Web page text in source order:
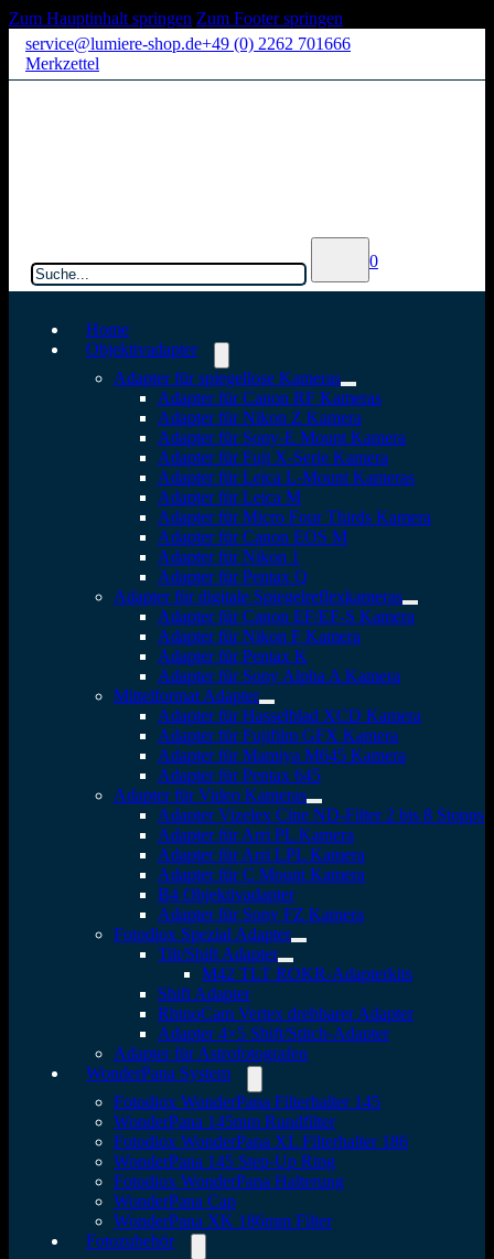
Zum Hauptinhalt springen Zum Footer springen
service@lumiere-shop.de+49 (0) 2262 701666
Merkzettel
0
Home
Objektivadapter
Adapter für spiegellose Kameras
Adapter für Canon RF Kameras
Adapter für Nikon Z Kamera
Adapter für Sony-E Mount Kamera
Adapter für Fuji X-Serie Kamera
Adapter für Leica L-Mount Kameras
Adapter für Leica M
Adapter für Micro Four Thirds Kamera
Adapter für Canon EOS M
Adapter für Nikon 1
Adapter für Pentax Q
Adapter für digitale Spiegelreflexkameras
Adapter für Canon EF/EF-S Kamera
Adapter für Nikon F Kamera
Adapter für Pentax K
Adapter für Sony Alpha A Kamera
Mittelformat Adapter
Adapter für Hasselblad XCD Kamera
Adapter für Fujifilm GFX Kamera
Adapter für Mamiya M645 Kamera
Adapter für Pentax 645
Adapter für Video Kameras
Adapter Vizelex Cine ND-Filter 2 bis 8 Stopps
Adapter für Arri PL Kamera
Adapter für Arri LPL Kamera
Adapter für C Mount Kamera
B4 Objektivadapter
Adapter für Sony FZ Kamera
Fotodiox Spezial Adapter
Tilt/Shift Adapter
M42 TLT ROKR-Adapterkits
Shift Adapter
RhinoCam Vertex drehbarer Adapter
Adapter 4×5 Shift/Stitch-Adapter
Adapter für Astrofotografen
WonderPana System
Fotodiox WonderPana Filterhalter 145
WonderPana 145mm Rundfilter
Fotodiox WonderPana XL Filterhalter 186
WonderPana 145 Step-Up Ring
Fotodiox WonderPana Halterung
WonderPana Cap
WonderPana XK 186mm Filter
Fotozubehör